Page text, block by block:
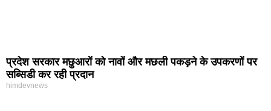
प्रदेश सरकार मछुआरों को नावों और मछली पकड़ने के उपकरणों पर
सब्सिडी कर रही प्रदान
himdevnews